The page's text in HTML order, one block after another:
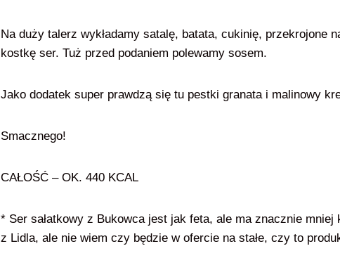
Na duży talerz wykładamy satalę, batata, cukinię, przekrojone
kostkę ser. Tuż przed podaniem polewamy sosem.
Jako dodatek super prawdzą się tu pestki granata i malinowy
Smacznego!
CAŁOŚĆ – OK. 440 KCAL
* Ser sałatkowy z Bukowca jest jak feta, ale ma znacznie
z Lidla, ale nie wiem czy będzie w ofercie na stałe, czy to